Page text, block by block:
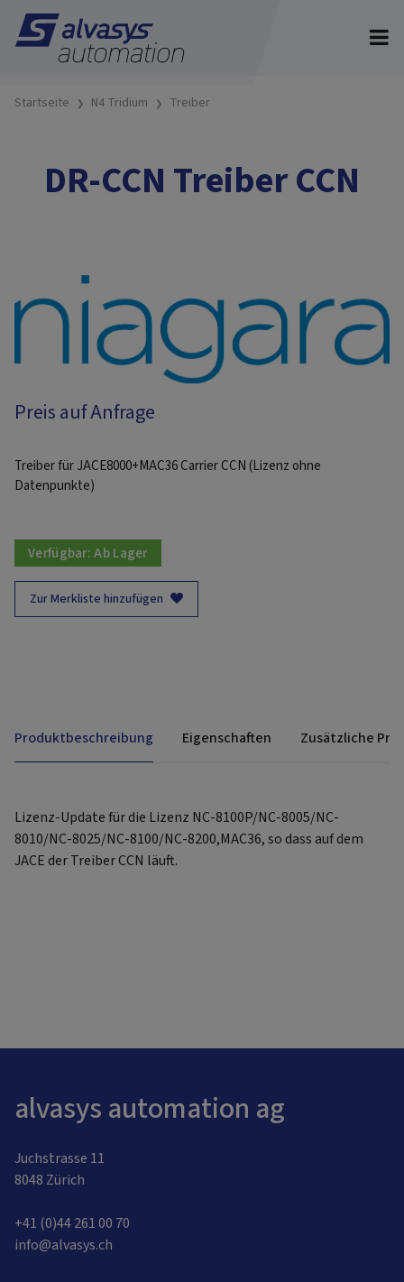
Startseite N4 Tridium Treiber
DR-CCN Treiber CCN
Preis auf Anfrage
Treiber für JACE8000+MAC36 Carrier CCN (Lizenz ohne
Datenpunkte)
Verfügbar:Ab Lager
Zur Merkliste hinzufügen
Produktbeschreibung Eigenschaften Zusätzliche
Lizenz-Update für die Lizenz NC-8100P/NC-8005/NC-
8010/NC-8025/NC-8100/NC-8200,MAC36, so dass auf dem
JACE der Treiber CCN läuft.
alvasys automation ag
Juchstrasse 11
8048 Zürich
+41 (0)44 261 00 70
info@alvasys.ch